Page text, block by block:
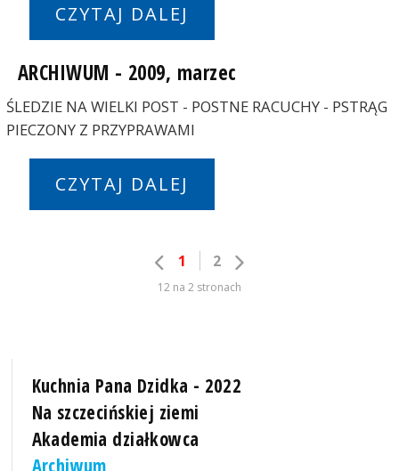
CZYTAJ DALEJ
ARCHIWUM - 2009, marzec
ŚLEDZIE NA WIELKI POST - POSTNE RACUCHY - PSTRĄG
PIECZONY Z PRZYPRAWAMI
CZYTAJ DALEJ
1 2
12 na 2 stronach
Kuchnia Pana Dzidka - 2022
Na szczecińskiej ziemi
Akademia działkowca
Archiwum